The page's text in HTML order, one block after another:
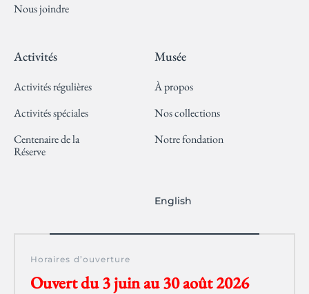
Nous joindre
Activités
Activités régulières
Activités spéciales
Centenaire de la
Réserve
Musée
À propos
Nos collections
Notre fondation
English
Horaires d’ouverture
Ouvert du 3 juin au 30 août 2026